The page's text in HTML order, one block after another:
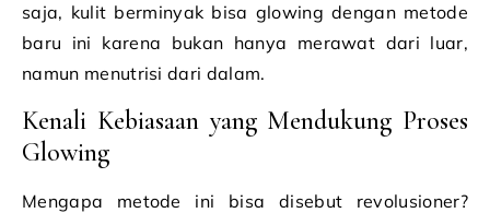
saja, kulit berminyak bisa glowing dengan metode
baru ini karena bukan hanya merawat dari luar,
namun menutrisi dari dalam.
Kenali Kebiasaan yang Mendukung Proses
Glowing
Mengapa metode ini bisa disebut revolusioner?